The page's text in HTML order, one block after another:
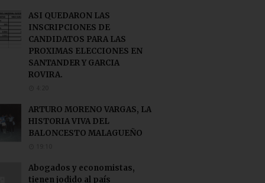
ASI QUEDARON LAS
INSCRIPCIONES DE
CANDIDATOS PARA LAS
PROXIMAS ELECCIONES EN
SANTANDER Y GARCIA
ROVIRA.
ARTURO MORENO VARGAS, LA
HISTORIA VIVA DEL
BALONCESTO MALAGUEÑO
Abogados y economistas,
tienen jodido al país